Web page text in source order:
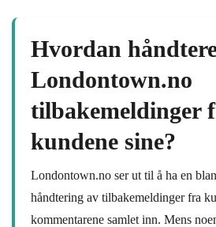
Hvordan
Londontown.no
tilbakemeldinger
kundene sine?
Londontown.no ser ut til å ha en
håndtering av tilbakemeldinger fra
kommentarene samlet inn. Mens